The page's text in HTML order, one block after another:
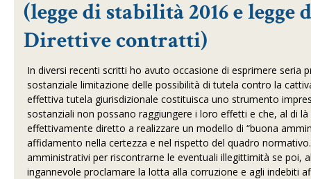
(legge di stabilità 2016 e
Direttive contratti)
In diversi recenti scritti ho avuto occasione di esprimere seria
sostanziale limitazione delle possibilità di tutela contro la
effettiva tutela giurisdizionale costituisca uno strumento
sostanziali non possano raggiungere i loro effetti e che, al di
effettivamente diretto a realizzare un modello di “buona
affidamento nella certezza e nel rispetto del quadro
amministrativi per riscontrarne le eventuali illegittimità se poi,
ingannevole proclamare la lotta alla corruzione e agli indebiti